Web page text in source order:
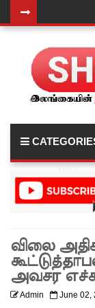
அரசியல
மைப்புச்
ர
ஆட்சிக்கா
முதற்படி!
நம்பிக்கை
யில்லாப்
விலை
அவசர
Admin June 02,